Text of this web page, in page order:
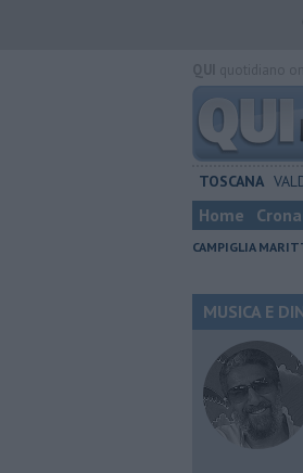
TOSCANA
Home
CAMPIGLIA
MUSICA E